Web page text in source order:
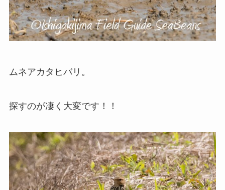
ムネアカタヒバリ。
探すのが凄く大変です！！